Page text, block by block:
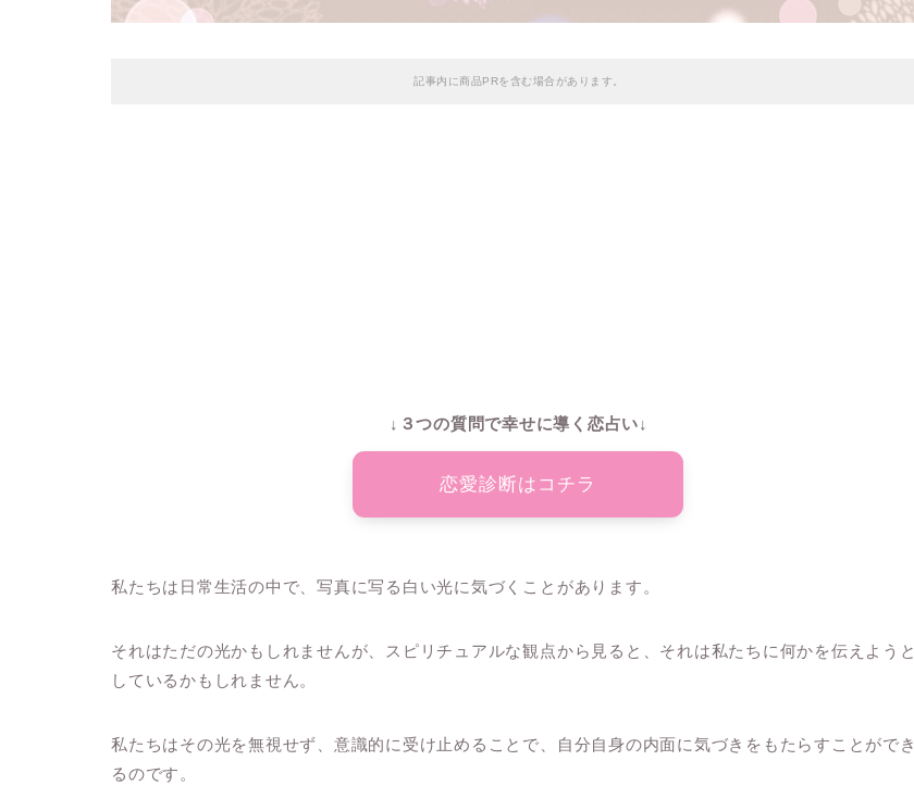
記事内に商品PRを含む場合があります。
↓３つの質問で幸せに導く恋占い↓
恋愛診断はコチラ
私たちは日常生活の中で、写真に写る白い光に気づくことがあります。
それはただの光かもしれませんが、スピリチュアルな観点から見ると、それは私たちに何かを伝えようと
しているかもしれません。
私たちはその光を無視せず、意識的に受け止めることで、自分自身の内面に気づきをもたらすことができ
るのです。